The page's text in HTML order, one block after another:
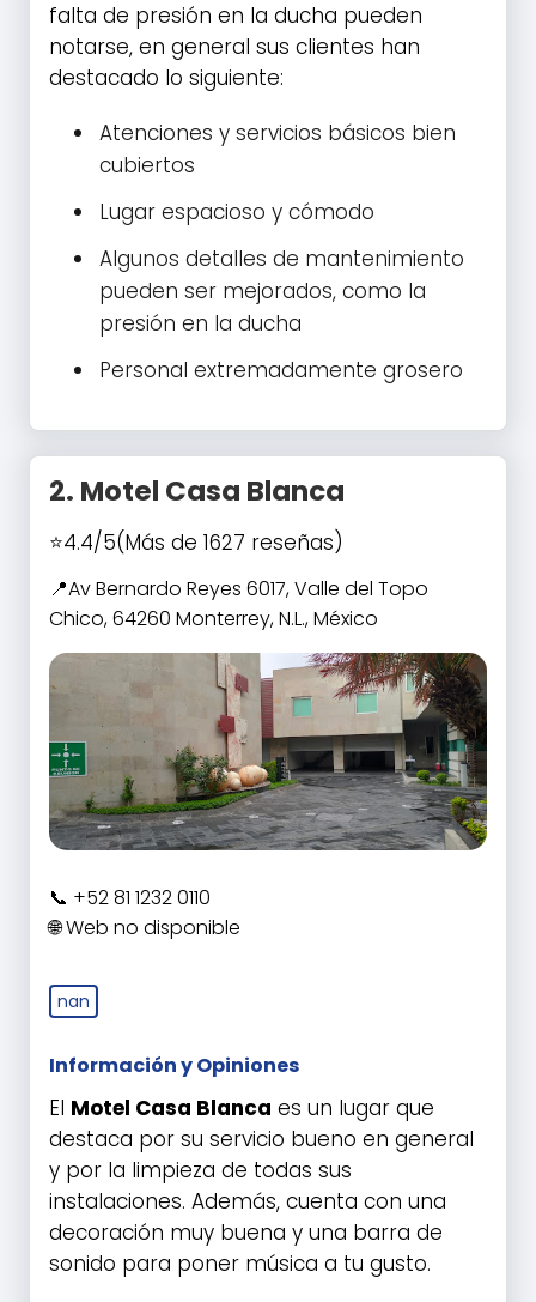
falta de presión en la ducha pueden
notarse, en general sus clientes han
destacado lo siguiente:
Atenciones y servicios básicos bien
cubiertos
Lugar espacioso y cómodo
Algunos detalles de mantenimiento
pueden ser mejorados, como la
presión en la ducha
Personal extremadamente grosero
+52 81 1232 0110
Web no disponible
2. Motel Casa Blanca
4.4/5(Más de 1627 reseñas)
Av Bernardo Reyes 6017, Valle del Topo
Chico, 64260 Monterrey, N.L., México
nan
Información y Opiniones
El Motel Casa Blanca es un lugar que
destaca por su servicio bueno en general
y por la limpieza de todas sus
instalaciones. Además, cuenta con una
decoración muy buena y una barra de
sonido para poner música a tu gusto.